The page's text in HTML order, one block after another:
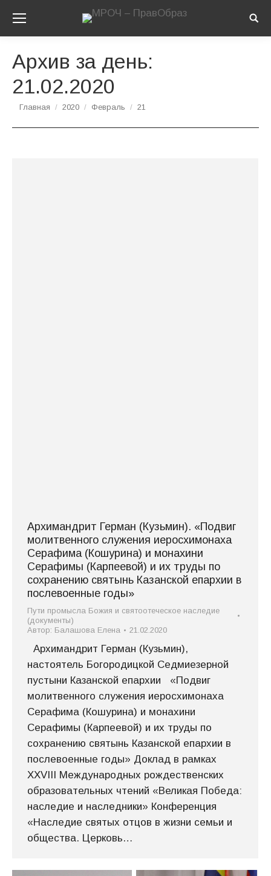
Архив за день:
21.02.2020
Вы здесь:
Главная 2020 Февраль 21
Архимандрит Герман (Кузьмин). «Подвиг
молитвенного служения иеросхимонаха
Серафима (Кошурина) и монахини
Серафимы (Карпеевой) и их труды по
сохранению святынь Казанской епархии в
послевоенные годы»
Пути промысла Божия и святоотеческое наследие
(документы)
Автор: Балашова Елена 21.02.2020
Архимандрит Герман (Кузьмин),
настоятель Богородицкой Седмиезерной
пустыни Казанской епархии «Подвиг
молитвенного служения иеросхимонаха
Серафима (Кошурина) и монахини
Серафимы (Карпеевой) и их труды по
сохранению святынь Казанской епархии в
послевоенные годы» Доклад в рамках
XXVIII Международных рождественских
образовательных чтений «Великая Победа:
наследие и наследники» Конференция
«Наследие святых отцов в жизни семьи и
общества. Церковь…